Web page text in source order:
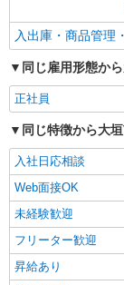
入出庫・商品管理
同じ雇用形態か
正社員
同じ特徴から大
入社日応相談
Web面接OK
未経験歓迎
フリーター歓迎
昇給あり